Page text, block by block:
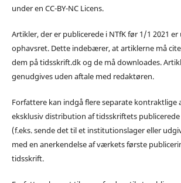
under en CC-BY-NC Licens.
Artikler, der er publicerede i NTfK før 1/1 2021
ophavsret. Dette indebærer, at artiklerne må
dem på tidsskrift.dk og de må downloades.
genudgives uden aftale med redaktøren.
Forfattere kan indgå flere separate kontraktlige
eksklusiv distribution af tidsskriftets
(f.eks. sende det til et institutionslager eller
med en anerkendelse af værkets første
tidsskrift.